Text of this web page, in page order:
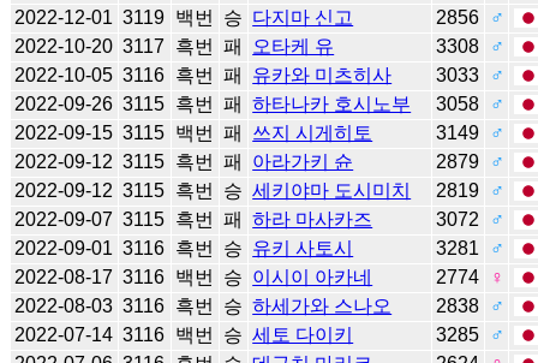
2022-12-01 3119 백번 승 다지마 신고 2856
♂
2022-10-20 3117 흑번 패 오타케 유 3308
♂
2022-10-05 3116 흑번 패 유카와 미츠히사 3033
♂
2022-09-26 3115 흑번 패 하타나카 호시노부 3058
♂
2022-09-15 3115 백번 패 쓰지 시게히토 3149
♂
2022-09-12 3115 흑번 패 아라가키 슌 2879
♂
2022-09-12 3115 흑번 승 세키야마 도시미치 2819
♂
2022-09-07 3115 흑번 패 하라 마사카즈 3072
♂
2022-09-01 3116 흑번 승 유키 사토시 3281
♂
2022-08-17 3116 백번 승 이시이 아카네 2774
♀
2022-08-03 3116 흑번 승 하세가와 스나오 2838
♂
2022-07-14 3116 백번 승 세토 다이키 3285
♂